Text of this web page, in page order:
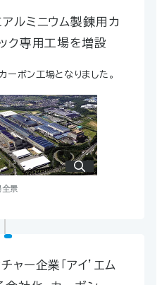
ルミニウム製錬用カ
ク専用工場を増設
ーボン工場となりました。
全景
ャー企業「アイ’エム